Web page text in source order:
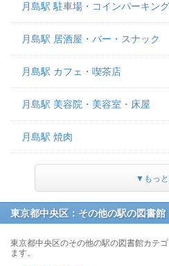
月島駅 駐車場・コインパーキング
月島駅 居酒屋・バー・スナック
月島駅 カフェ・喫茶店
月島駅 美容院・美容室・床屋
月島駅 焼肉
▼もっ
東京都中央区：その他の駅の図書館
東京都中央区のその他の駅の図書館カテ
ます。